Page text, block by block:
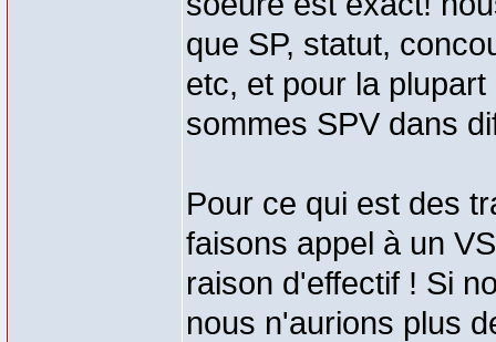
que SP, statut,
etc, et pour la
sommes SPV dans
Pour ce qui est des
faisons appel à un
raison d'effectif ! Si
nous n'aurions plus